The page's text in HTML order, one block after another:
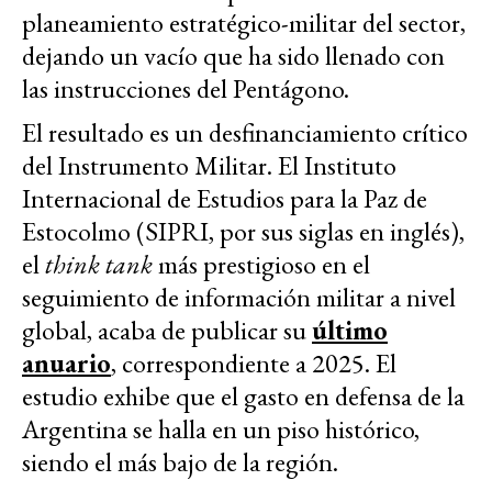
planeamiento estratégico-militar del sector,
dejando un vacío que ha sido llenado con
las instrucciones del Pentágono.
El resultado es un desfinanciamiento crítico
del Instrumento Militar. El Instituto
Internacional de Estudios para la Paz de
Estocolmo (SIPRI, por sus siglas en inglés),
elthink tankmás prestigioso en el
seguimiento de información militar a nivel
global, acaba de publicar suúltimo
anuario, correspondiente a 2025. El
estudio exhibe que el gasto en defensa de la
Argentina se halla en un piso histórico,
siendo el más bajo de la región.